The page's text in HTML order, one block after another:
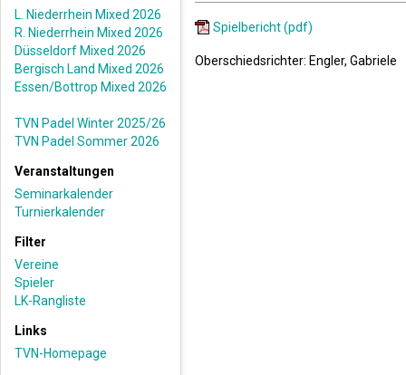
L. Niederrhein Mixed 2026
R. Niederrhein Mixed 2026
Düsseldorf Mixed 2026
Bergisch Land Mixed 2026
Essen/Bottrop Mixed 2026
TVN Padel Winter 2025/26
TVN Padel Sommer 2026
Veranstaltungen
Seminarkalender
Turnierkalender
Filter
Vereine
Spieler
LK-Rangliste
Links
TVN-Homepage
Spielbericht (pdf)
Oberschiedsrichter: Engler, Gabriele